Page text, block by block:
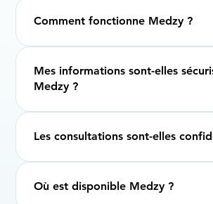
Comment fonctionne Medzy ?
Mes informations sont-elles
Medzy ?
Les consultations sont-elles
Où est disponible Medzy ?